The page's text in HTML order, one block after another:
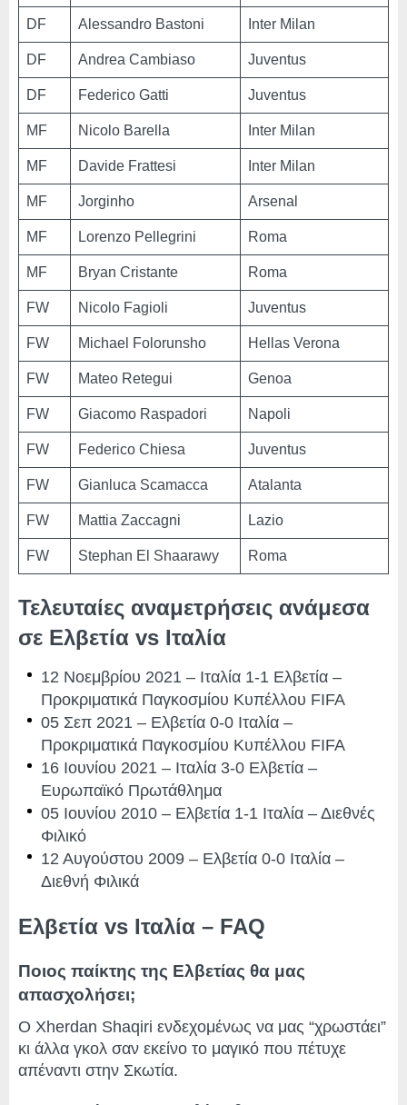
DF Alessandro Bastoni Inter Milan
DF Andrea Cambiaso Juventus
DF Federico Gatti Juventus
MF Nicolo Barella Inter Milan
MF Davide Frattesi Inter Milan
MF Jorginho Arsenal
MF Lorenzo Pellegrini Roma
MF Bryan Cristante Roma
FW Nicolo Fagioli Juventus
FW Michael Folorunsho Hellas Verona
FW Mateo Retegui Genoa
FW Giacomo Raspadori Napoli
FW Federico Chiesa Juventus
FW Gianluca Scamacca Atalanta
FW Mattia Zaccagni Lazio
FW Stephan El Shaarawy Roma
Τελευταίες αναμετρήσεις ανάμεσα
σε Ελβετία vs Ιταλία
12 Νοεμβρίου 2021 – Ιταλία 1-1 Ελβετία –
Προκριματικά Παγκοσμίου Κυπέλλου FIFA
05 Σεπ 2021 – Ελβετία 0-0 Ιταλία –
Προκριματικά Παγκοσμίου Κυπέλλου FIFA
16 Ιουνίου 2021 – Ιταλία 3-0 Ελβετία –
Ευρωπαϊκό Πρωτάθλημα
05 Ιουνίου 2010 – Ελβετία 1-1 Ιταλία – Διεθνές
Φιλικό
12 Αυγούστου 2009 – Ελβετία 0-0 Ιταλία –
Διεθνή Φιλικά
Ελβετία vs Ιταλία – FAQ
Ποιος παίκτης της Ελβετίας θα μας
απασχολήσει;
Ο Xherdan Shaqiri ενδεχομένως να μας “χρωστάει”
κι άλλα γκολ σαν εκείνο το μαγικό που πέτυχε
απέναντι στην Σκωτία.